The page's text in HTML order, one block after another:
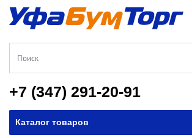
+7 (347) 291-20-91
Каталог товаров